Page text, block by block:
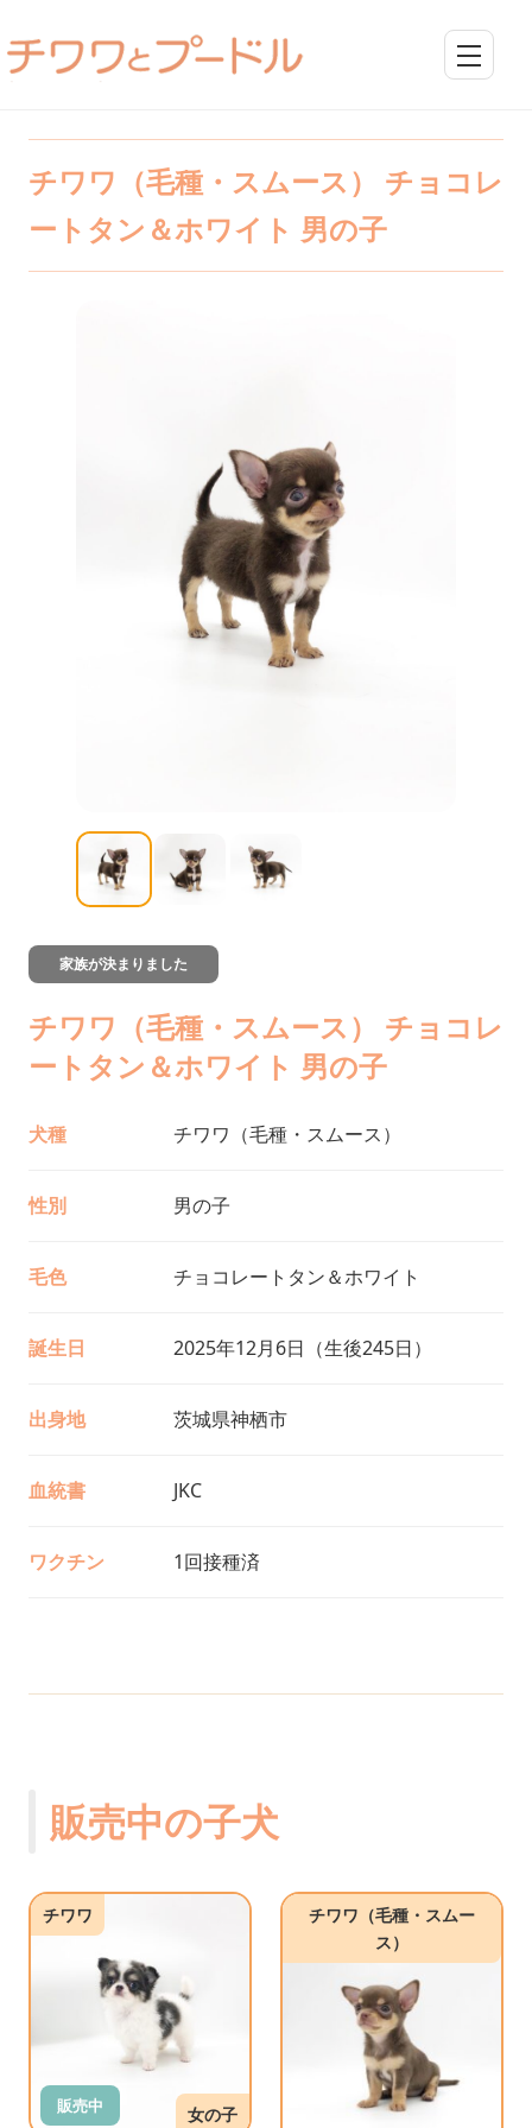
チワワ（毛種・スムース） チョコレ
ートタン＆ホワイト 男の子
家族が決まりました
チワワ（毛種・スムース） チョコレ
ートタン＆ホワイト 男の子
犬種 チワワ（毛種・スムース）
性別 男の子
毛色 チョコレートタン＆ホワイト
誕生日 2025年12月6日（生後245日）
出身地 茨城県神栖市
血統書 JKC
ワクチン 1回接種済
販売中の子犬
チワワ
販売中 女の子
チワワ（毛種・スムー
ス）